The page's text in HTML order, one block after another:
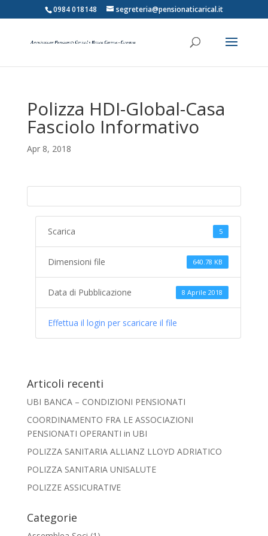
0984 018148 segreteria@pensionaticarical.it
Polizza HDI-Global-Casa
Fasciolo Informativo
Apr 8, 2018
Scarica 5
Dimensioni file 640.78 KB
Data di Pubblicazione 8 Aprile 2018
Effettua il login per scaricare il file
Articoli recenti
UBI BANCA – CONDIZIONI PENSIONATI
COORDINAMENTO FRA LE ASSOCIAZIONI
PENSIONATI OPERANTI in UBI
POLIZZA SANITARIA ALLIANZ LLOYD ADRIATICO
POLIZZA SANITARIA UNISALUTE
POLIZZE ASSICURATIVE
Categorie